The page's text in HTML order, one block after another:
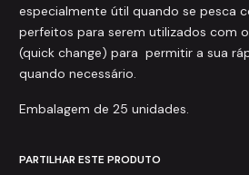
especialmente útil quando se pesca
perfeitos para serem utilizados com
(quick change) para permitir a sua
quando necessário.
Embalagem de 25 unidades.
PARTILHAR ESTE PRODUTO